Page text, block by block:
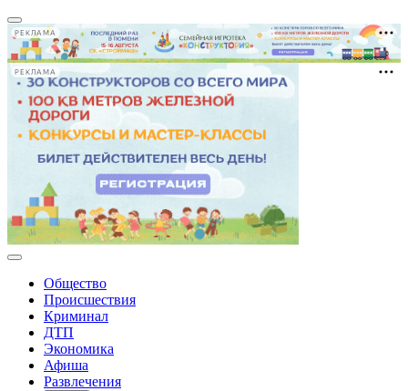
РЕКЛАМА
РЕКЛАМА
Общество
Происшествия
Криминал
ДТП
Экономика
Афиша
Развлечения